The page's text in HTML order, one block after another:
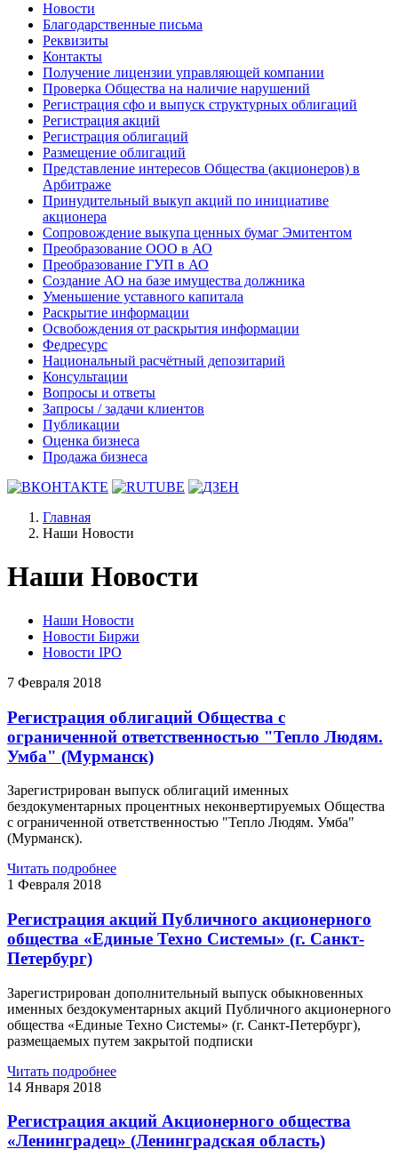
Новости
Благодарственные письма
Реквизиты
Контакты
Получение лицензии управляющей компании
Проверка Общества на наличие нарушений
Регистрация сфо и выпуск структурных облигаций
Регистрация акций
Регистрация облигаций
Размещение облигаций
Представление интересов Общества (акционеров) в
Арбитраже
Принудительный выкуп акций по инициативе
акционера
Сопровождение выкупа ценных бумаг Эмитентом
Преобразование ООО в АО
Преобразование ГУП в АО
Создание АО на базе имущества должника
Уменьшение уставного капитала
Раскрытие информации
Освобождения от раскрытия информации
Федресурс
Национальный расчётный депозитарий
Консультации
Вопросы и ответы
Запросы / задачи клиентов
Публикации
Оценка бизнеса
Продажа бизнеса
Главная
Наши Новости
Наши Новости
Наши Новости
Новости Биржи
Новости IPO
7 Февраля 2018
Регистрация облигаций Общества с
ограниченной ответственностью "Тепло Людям.
Умба" (Мурманск)
Зарегистрирован выпуск облигаций именных
бездокументарных процентных неконвертируемых Общества
с ограниченной ответственностью "Тепло Людям. Умба"
(Мурманск).
Читать подробнее
1 Февраля 2018
Регистрация акций Публичного акционерного
общества «Единые Техно Системы» (г. Санкт-
Петербург)
Зарегистрирован дополнительный выпуск обыкновенных
именных бездокументарных акций Публичного акционерного
общества «Единые Техно Системы» (г. Санкт-Петербург),
размещаемых путем закрытой подписки
Читать подробнее
14 Января 2018
Регистрация акций Акционерного общества
«Ленинградец» (Ленинградская область)